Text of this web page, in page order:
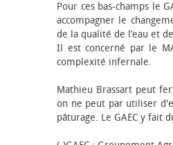
Pour ces bas-champs le
accompagner le
de la qualité de l’eau et
Il est concerné par le
complexité infernale.
Mathieu Brassart peut
on ne peut par utiliser
pâturage. Le GAEC y fait